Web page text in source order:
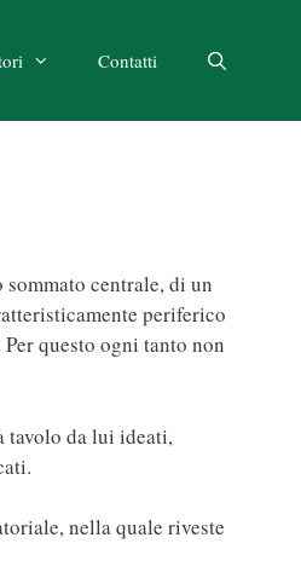
Contatti
centrale, di un
periferico
questo ogni tanto non
tavolo da lui ideati,
nella quale riveste